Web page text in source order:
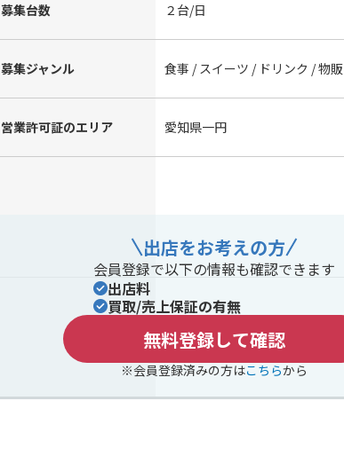
募集台数 ２台/日
募集ジャンル 食事 / スイーツ / ドリンク / 物販
営業許可証のエリア 愛知県一円
出店をお考えの方
会員登録で以下の情報も確認できます
出店料
買取/売上保証の有無
無料登録して確認
※会員登録済みの方はこちらから